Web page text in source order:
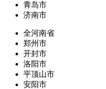
青岛市
济南市
全河南省
郑州市
开封市
洛阳市
平顶山市
安阳市